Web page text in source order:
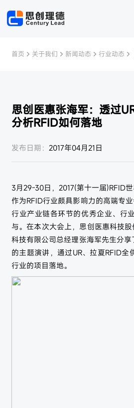
运动 女装
思创RFID
首页 关于我们 新闻动态 行业动态
思创医惠张海军：透过
分析RFID如何落地
发布日期： 2017年04月21日
3月29-30日，2017(第十一届)RFID
作为RFID行业颇具影响力的高端专
行业产业链各环节的优秀企业、行
与。在本次大会上，思创医惠科技
科技有限公司总经理张海军先生分
的主题演讲，通过UR、拉夏RFID
行业的项目落地。